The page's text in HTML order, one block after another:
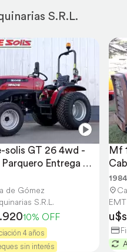
S.R.L.
solis GT 26 4wd -
Entrega
de Gómez
S.R.L.
10% OFF
4 años
sin interés
Mf
1984